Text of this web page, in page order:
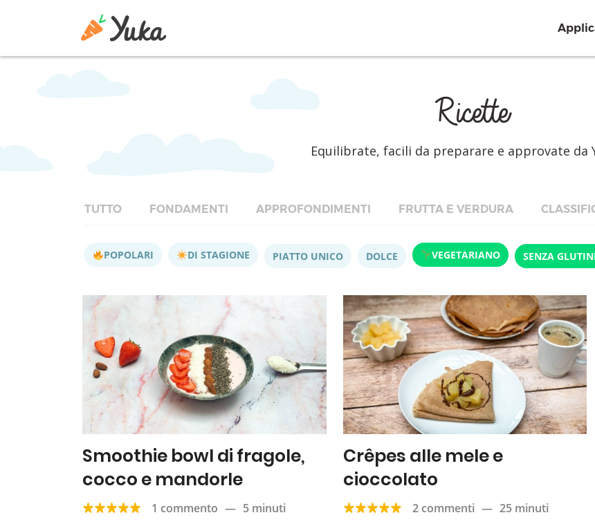
Ricette
Equilibrate, facili da preparare e approvate da
TUTTO FONDAMENTI APPROFONDIMENTI FRUTTA E VERDURA
POPOLARI DI STAGIONE PIATTO UNICO DOLCE VEGETARIANO SENZA
Smoothie bowl di fragole,
cocco e mandorle
1 commento — 5 minuti
Crêpes alle mele e
cioccolato
2 commenti — 25 minuti